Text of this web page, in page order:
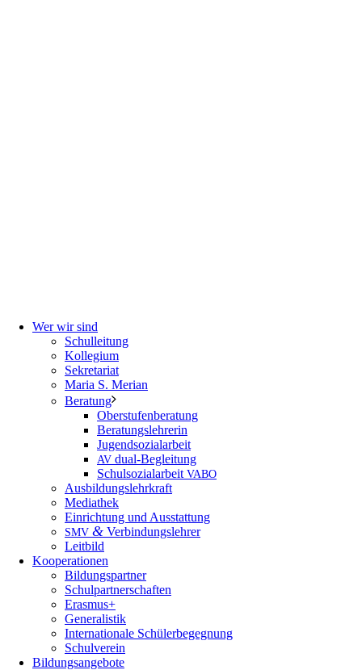
Wer wir sind
Schulleitung
Kollegium
Sekretariat
Maria S. Merian
Beratung
Oberstufenberatung
Beratungslehrerin
Jugendsozialarbeit
AV dual-Begleitung
Schulsozialarbeit VABO
Ausbildungslehrkraft
Mediathek
Einrichtung und Ausstattung
SMV & Verbindungslehrer
Leitbild
Kooperationen
Bildungspartner
Schulpartnerschaften
Erasmus+
Generalistik
Internationale Schülerbegegnung
Schulverein
Bildungsangebote